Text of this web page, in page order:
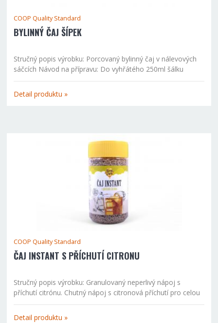
COOP Quality Standard
BYLINNÝ ČAJ ŠÍPEK
Stručný popis výrobku: Porcovaný bylinný čaj v nálevových
sáčcích Návod na přípravu: Do vyhřátého 250ml šálku
vložíme jeden sáček čaje a zalijeme právě vroucí vodou.
Ponecháme cca 12 minut vyluhovat. Během přípravy...
Detail produktu »
COOP Quality Standard
ČAJ INSTANT S PŘÍCHUTÍ CITRONU
Stručný popis výrobku: Granulovaný neperlivý nápoj s
příchutí citrónu. Chutný nápoj s citronová příchutí pro celou
rodinu, který vás osvěží za každého počasí. Způsob
přípravy: Do sklenice (0,2 l) studené nebo teplé vody...
Detail produktu »